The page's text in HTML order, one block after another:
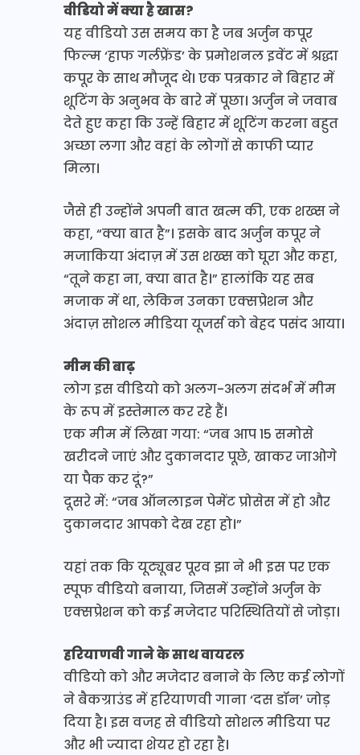
वीडियो में क्या है खास?
यह वीडियो उस समय का है जब अर्जुन कपूर
फिल्म ‘हाफ गर्लफ्रेंड’ के प्रमोशनल इवेंट में श्रद्धा
कपूर के साथ मौजूद थे। एक पत्रकार ने बिहार में
शूटिंग के अनुभव के बारे में पूछा। अर्जुन ने जवाब
देते हुए कहा कि उन्हें बिहार में शूटिंग करना बहुत
अच्छा लगा और वहां के लोगों से काफी प्यार
मिला।
जैसे ही उन्होंने अपनी बात खत्म की, एक शख्स ने
कहा, “क्या बात है”। इसके बाद अर्जुन कपूर ने
मजाकिया अंदाज़ में उस शख्स को घूरा और कहा,
“तूने कहा ना, क्या बात है।” हालांकि यह सब
मजाक में था, लेकिन उनका एक्सप्रेशन और
अंदाज़ सोशल मीडिया यूजर्स को बेहद पसंद आया।
मीम की बाढ़
लोग इस वीडियो को अलग-अलग संदर्भ में मीम
के रूप में इस्तेमाल कर रहे हैं।
एक मीम में लिखा गया: “जब आप 15 समोसे
खरीदने जाएं और दुकानदार पूछे, खाकर जाओगे
या पैक कर दूं?”
दूसरे में: “जब ऑनलाइन पेमेंट प्रोसेस में हो और
दुकानदार आपको देख रहा हो।”
यहां तक कि यूट्यूबर पूरव झा ने भी इस पर एक
स्पूफ वीडियो बनाया, जिसमें उन्होंने अर्जुन के
एक्सप्रेशन को कई मजेदार परिस्थितियों से जोड़ा।
हरियाणवी गाने के साथ वायरल
वीडियो को और मजेदार बनाने के लिए कई लोगों
ने बैकग्राउंड में हरियाणवी गाना ‘दस डॉन’ जोड़
दिया है। इस वजह से वीडियो सोशल मीडिया पर
और भी ज्यादा शेयर हो रहा है।